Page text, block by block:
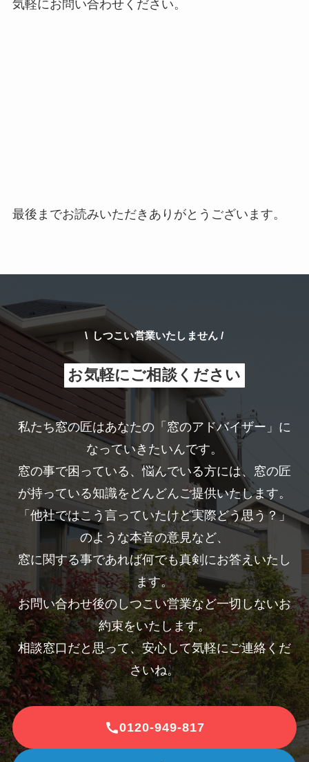
気軽にお問い合わせください。
最後までお読みいただきありがとうございます。
\ しつこい営業いたしません /
お気軽にご相談ください
私たち窓の匠はあなたの「窓のアドバイザー」に
なっていきたいんです。
窓の事で困っている、悩んでいる方には、窓の匠
が持っている知識をどんどんご提供いたします。
「他社ではこう言っていたけど実際どう思う？」
のような本音の意見など、
窓に関する事であれば何でも真剣にお答えいたし
ます。
お問い合わせ後のしつこい営業など一切しないお
約束をいたします。
相談窓口だと思って、安心して気軽にご連絡くだ
さいね。
0120-949-817